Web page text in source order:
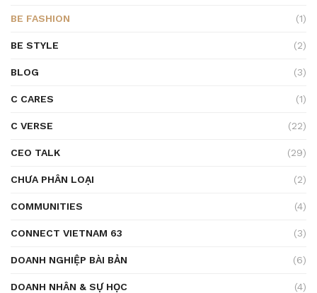
BE FASHION (1)
BE STYLE (2)
BLOG (3)
C CARES (1)
C VERSE (22)
CEO TALK (29)
CHƯA PHÂN LOẠI (2)
COMMUNITIES (4)
CONNECT VIETNAM 63 (3)
DOANH NGHIỆP BÀI BẢN (6)
DOANH NHÂN & SỰ HỌC (4)